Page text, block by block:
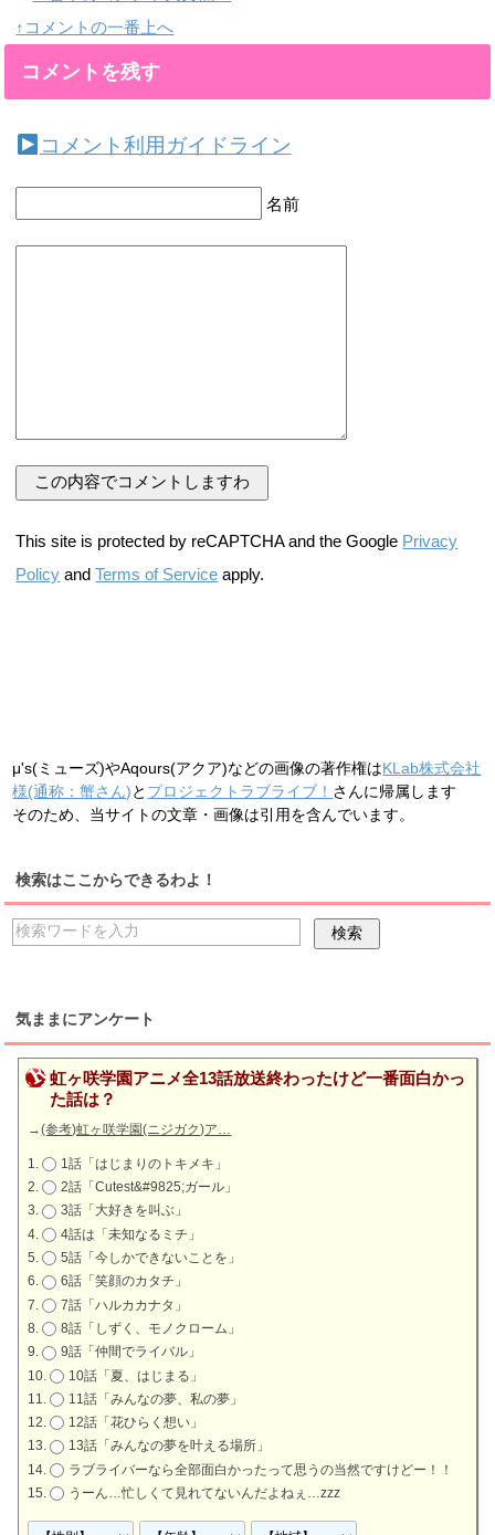
↑コメントの一番上へ
コメントを残す
コメント利用ガイドライン
名前
This site is protected by reCAPTCHA and the Google Privacy
Policy andTerms of Service apply.
μ's(ミューズ)やAqours(アクア)などの画像の著作権はKLab株式会社
様(通称：蟹さん)と プロジェクトラブライブ！ さんに帰属します
そのため、当サイトの文章・画像は引用を含んでいます。
検索はここからできるわよ！
気ままにアンケート
虹ヶ咲学園アニメ全13話放送終わったけど一番面白かっ
た話は？
→(参考)虹ヶ咲学園(ニジガク)ア…
1話「はじまりのトキメキ」
2話「Cutest&#9825;ガール」
3話「大好きを叫ぶ」
4話は「未知なるミチ」
5話「今しかできないことを」
6話「笑顔のカタチ」
7話「ハルカカナタ」
8話「しずく、モノクローム」
9話「仲間でライバル」
10話「夏、はじまる」
11話「みんなの夢、私の夢」
12話「花ひらく想い」
13話「みんなの夢を叶える場所」
ラブライバーなら全部面白かったって思うの当然ですけどー！！
うーん…忙しくて見れてないんだよねぇ…zzz